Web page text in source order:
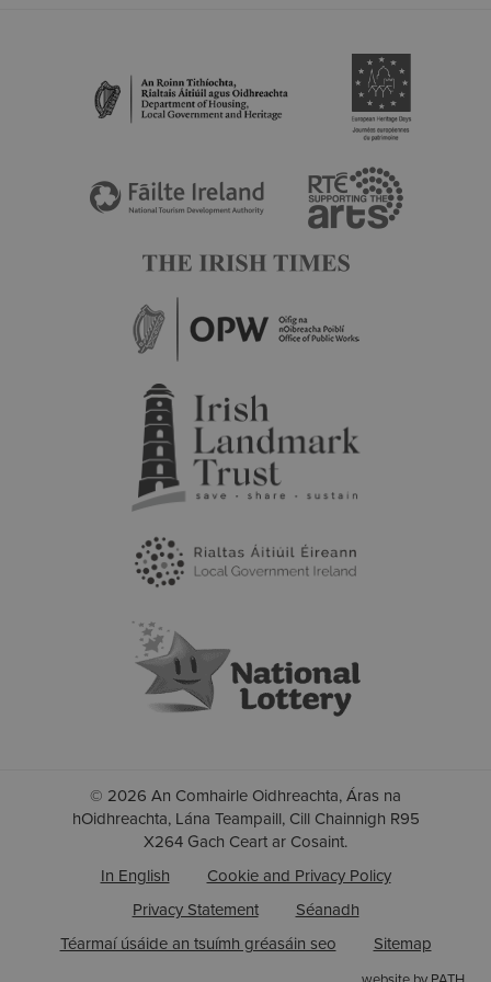
© 2026 An Comhairle Oidhreachta, Áras na
hOidhreachta, Lána Teampaill, Cill Chainnigh R95
X264 Gach Ceart ar Cosaint.
In English
Cookie and Privacy Policy
Privacy Statement
Séanadh
Téarmaí úsáide an tsuímh gréasáin seo
Sitemap